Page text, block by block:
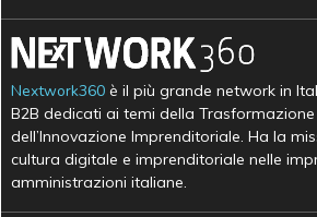
Nextwork360 è il più grande network in
B2B dedicati ai temi della
dell’Innovazione Imprenditoriale. Ha la
cultura digitale e imprenditoriale nelle
amministrazioni italiane.